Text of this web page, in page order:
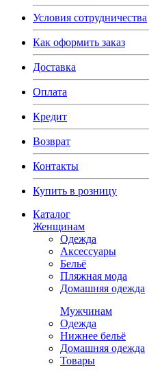
Условия сотрудничества
Как оформить заказ
Доставка
Оплата
Кредит
Возврат
Контакты
Купить в розницу
Каталог
Женщинам
Одежда
Аксессуары
Бельё
Пляжная мода
Домашняя одежда
Мужчинам
Одежда
Нижнее бельё
Домашняя одежда
Товары